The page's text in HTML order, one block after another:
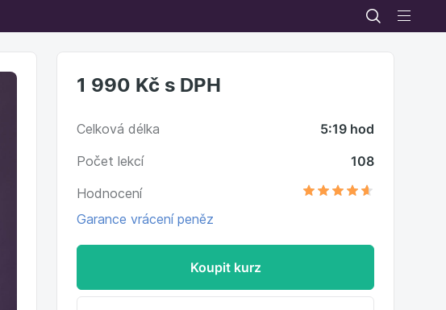
1 990 Kč s DPH
Celková délka
5:19 hod
Počet lekcí
108
Hodnocení
Garance vrácení peněz
Koupit kurz